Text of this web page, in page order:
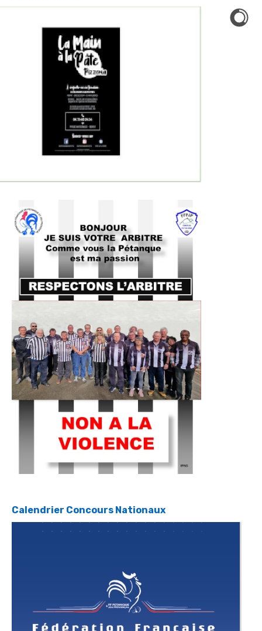
Calendrier Concours Nationaux